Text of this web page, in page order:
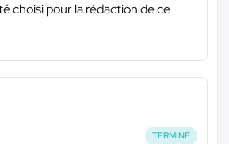
choisi pour la rédaction de ce
TERMINÉ